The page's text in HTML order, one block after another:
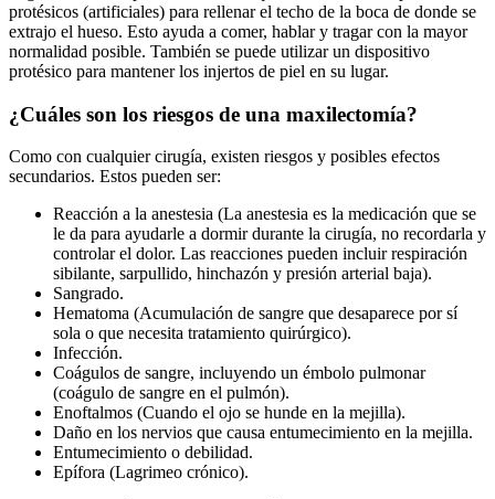
protésicos (artificiales) para rellenar el techo de la boca de donde se
extrajo el hueso. Esto ayuda a comer, hablar y tragar con la mayor
normalidad posible. También se puede utilizar un dispositivo
protésico para mantener los injertos de piel en su lugar.
¿Cuáles son los riesgos de una maxilectomía?
Como con cualquier cirugía, existen riesgos y posibles efectos
secundarios. Estos pueden ser:
Reacción a la anestesia (La anestesia es la medicación que se
le da para ayudarle a dormir durante la cirugía, no recordarla y
controlar el dolor. Las reacciones pueden incluir respiración
sibilante, sarpullido, hinchazón y presión arterial baja).
Sangrado.
Hematoma (Acumulación de sangre que desaparece por sí
sola o que necesita tratamiento quirúrgico).
Infección.
Coágulos de sangre, incluyendo un émbolo pulmonar
(coágulo de sangre en el pulmón).
Enoftalmos (Cuando el ojo se hunde en la mejilla).
Daño en los nervios que causa entumecimiento en la mejilla.
Entumecimiento o debilidad.
Epífora (Lagrimeo crónico).